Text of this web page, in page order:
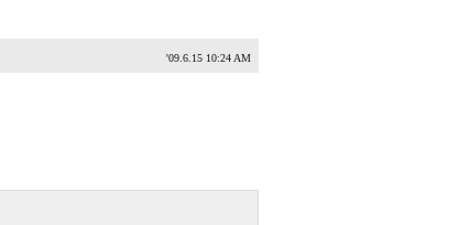
'09.6.15 10:24 AM